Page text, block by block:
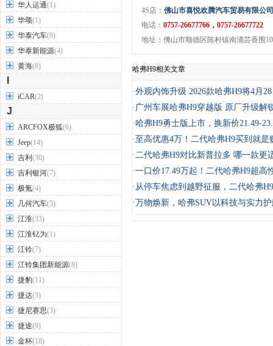
华人运通(1)
华颂(1)
华泰汽车(9)
华泰新能源(4)
黄海(8)
iCAR(2)
J
ARCFOX极狐(6)
Jeep(14)
吉利 (30)
吉利银河(7)
极氪(4)
几何汽车(5)
江淮(33)
江淮钇为(1)
江铃(7)
江铃集团新能源(8)
捷豹(11)
捷达(3)
捷尼赛思(3)
捷途(9)
金杯(18)
4S店： 佛山市喜悦欢腾汽车贸易有限公司
电话： 0757-26677766，0757-26677722
地址：佛山市顺德区陈村镇南涌芸香围
哈弗H9相关文章
·外观内饰升级 2026款哈弗H9将4月
· 广州车展哈弗H9穿越版 原厂升级解
·哈弗H9勇士版上市，换新价21.49-
· 至高优惠4万！二代哈弗H9买到就是
·二代哈弗H9对比新普拉多 哪一款更
·一口价17.49万起！二代哈弗H9超高
· 从停车焦虑到越野征服，二代哈弗
·万物焕新，哈弗SUV以科技与实力